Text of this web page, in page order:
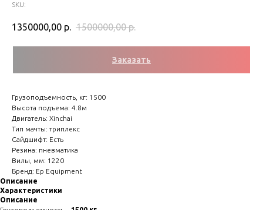
SKU:
1350000,00 р. 1500000,00 р.
Заказать
Грузоподъемность, кг: 1500
Высота подъема: 4.8м
Двигатель: Xinchai
Тип мачты: триплекс
Сайдшифт: Есть
Резина: пневматика
Вилы, мм: 1220
Бренд: Ep Equipment
Описание
Характеристики
Описание